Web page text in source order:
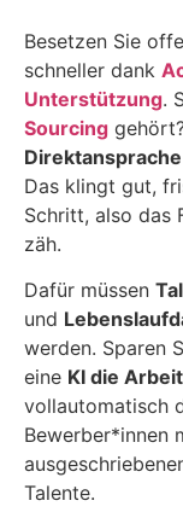
Besetzen Sie
schneller dank
Unterstützung.
Sourcing
Direktansprache
Das klingt gut,
Schritt, also das
zäh.
Dafür müssen
und
werden. Sparen
eine KI die
vollautomatisch
Bewerber*innen
Talente.